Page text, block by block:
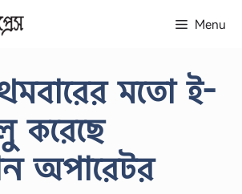
Menu
মতো ই-
করেছে
অপারেটর